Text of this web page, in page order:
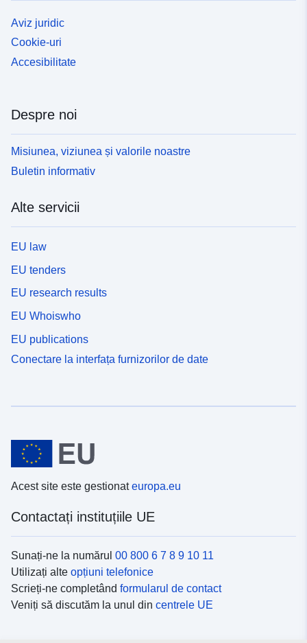
Aviz juridic
Cookie-uri
Accesibilitate
Despre noi
Misiunea, viziunea și valorile noastre
Buletin informativ
Alte servicii
EU law
EU tenders
EU research results
EU Whoiswho
EU publications
Conectare la interfața furnizorilor de date
Acest site este gestionateuropa.eu
Contactați instituțiile UE
Sunați-ne la numărul 00 800 6 7 8 9 10 11
Utilizați alte opțiuni telefonice
Scrieți-ne completând formularul de contact
Veniți să discutăm la unul din centrele UE